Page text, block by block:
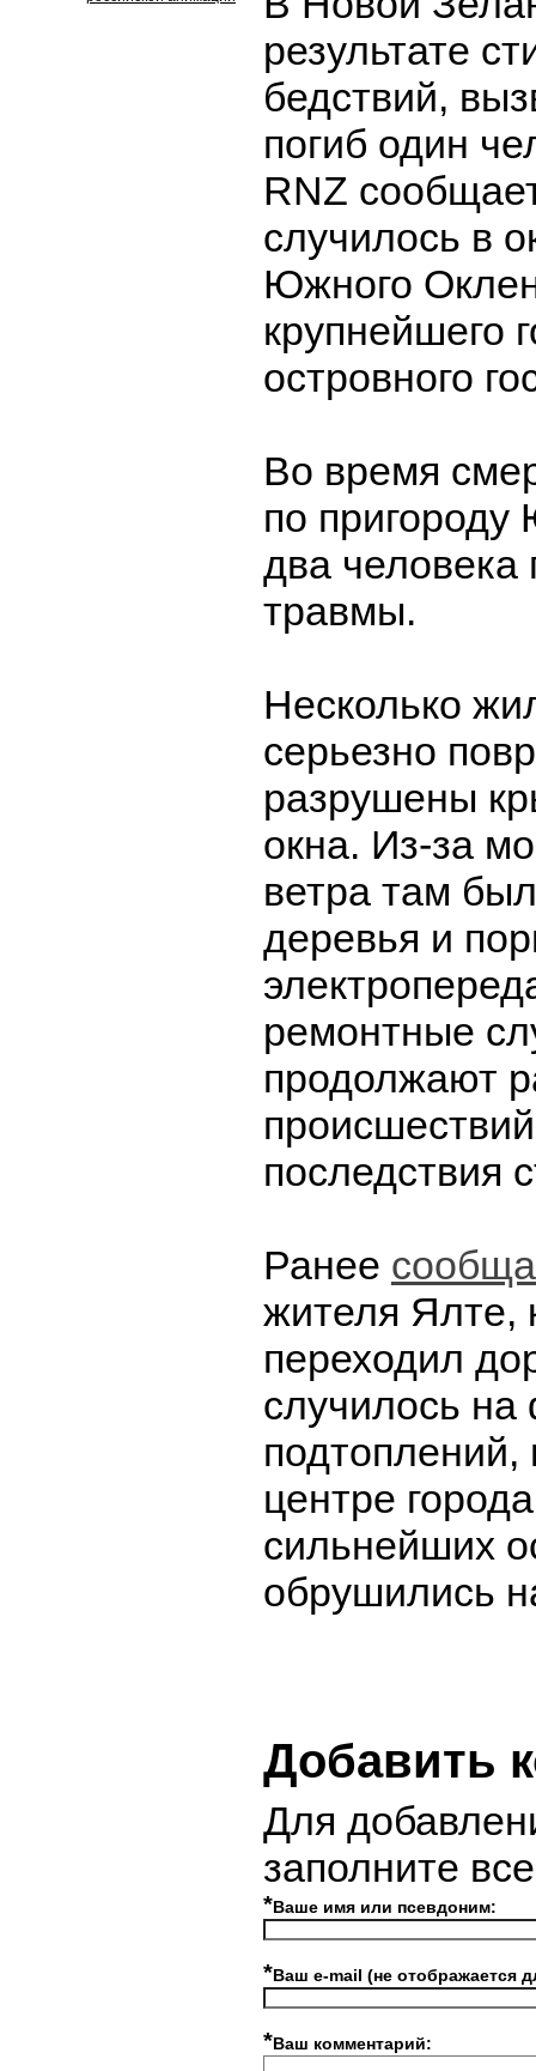
результате
бедствий,
погиб один
RNZ
случилось в
Южного
крупнейшего
островного
Во время
по
два человека
травмы.
Несколько
серьезно
разрушены
окна. Из-за
ветра там
деревья и
ремонтные
продолжают
последствия
Ранее
жителя Ялте,
переходил
случилось
центре
сильнейших
обрушились
Добавить
Для
заполните
*Ваше имя или псевдоним:
*Ваш e-mail (не отображается
*Ваш комментарий: